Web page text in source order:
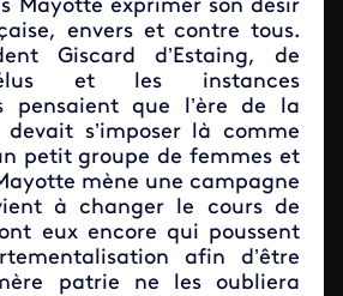
Mayotte exprimer son désir
envers et contre tous.
Giscard d’Estaing, de
et les instances
pensaient que l’ère de la
devait s’imposer là comme
petit groupe de femmes et
mène une campagne
à changer le cours de
eux encore qui poussent
afin d’être
patrie ne les oubliera